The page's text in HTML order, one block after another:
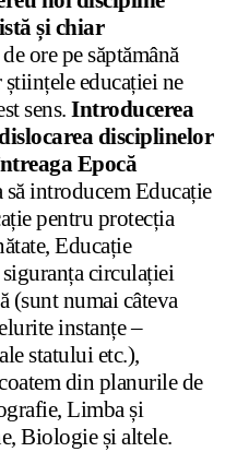
și chiar
ore pe săptămână
educației ne
sens. Introducerea
disciplinelor
Epocă
introducem Educație
pentru protecția
Educație
circulației
(sunt numai câteva
instanțe –
statului etc.),
din planurile de
Limba și
Biologie și altele.